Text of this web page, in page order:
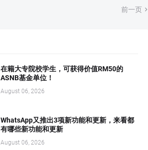
前一页
在籍大专院校学生，可获得价值RM50的
ASNB基金单位！
August 06, 2026
WhatsApp又推出3项新功能和更新，来看都
有哪些新功能和更新
August 06, 2026